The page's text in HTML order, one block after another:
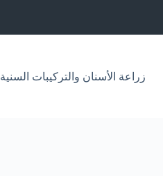
زراعة الأسنان والتركيبات السنية